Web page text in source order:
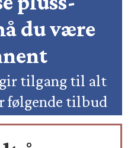
du være
tilgang til alt
følgende tilbud